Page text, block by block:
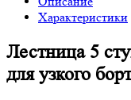
Характеристики
Лестница 5
для узкого